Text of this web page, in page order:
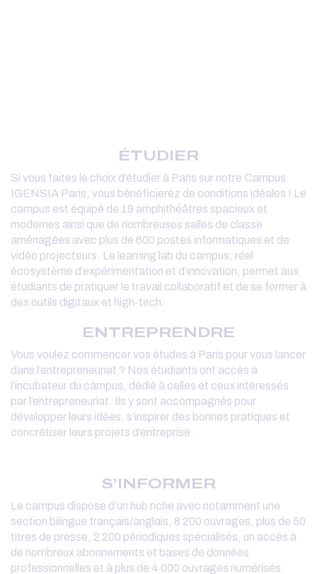
ÉTUDIER
Si vous faites le choix d’étudier à Paris sur notre Campus
IGENSIA Paris, vous bénéficierez de conditions idéales ! Le
campus est équipé de 19 amphithéâtres spacieux et
modernes ainsi que de nombreuses salles de classe
aménagées avec plus de 600 postes informatiques et de
vidéo projecteurs. Le learning lab du campus, réel
écosystème d’expérimentation et d’innovation, permet aux
étudiants de pratiquer le travail collaboratif et de se former à
des outils digitaux et high-tech.
ENTREPRENDRE
Vous voulez commencer vos études à Paris pour vous lancer
dans l’entrepreneuriat ? Nos étudiants ont accès à
l’incubateur du campus, dédié à celles et ceux intéressés
par l’entrepreneuriat. Ils y sont accompagnés pour
développer leurs idées, s’inspirer des bonnes pratiques et
concrétiser leurs projets d’entreprise.
S’INFORMER
Le campus dispose d’un hub riche avec notamment une
section bilingue français/anglais, 8 200 ouvrages, plus de 50
titres de presse, 2 200 périodiques spécialisés, un accès à
de nombreux abonnements et bases de données
professionnelles et à plus de 4 000 ouvrages numérisés.